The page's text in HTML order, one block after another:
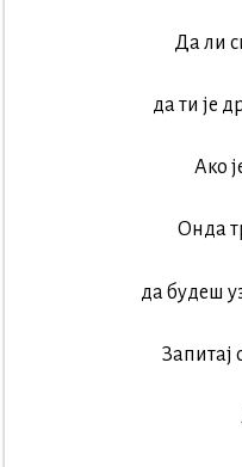
Да ли
да ти је
Ако
Онда
да будеш
Запитај